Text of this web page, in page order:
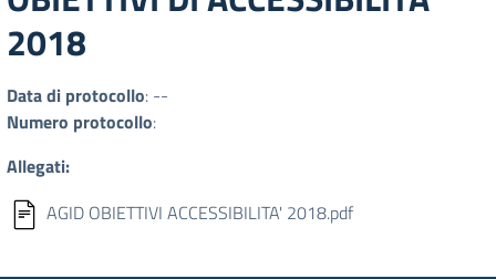
2018
Data di protocollo: --
Numero protocollo:
Allegati:
AGID OBIETTIVI ACCESSIBILITA' 2018.pdf